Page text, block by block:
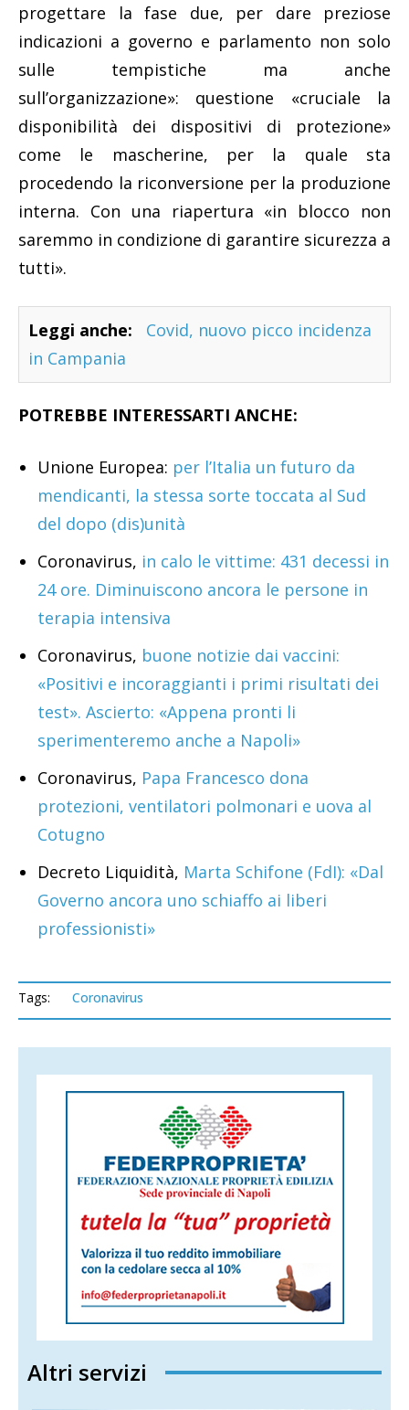
progettare la fase due, per dare preziose
indicazioni a governo e parlamento non solo
sulle tempistiche ma anche
sull’organizzazione»: questione «cruciale la
disponibilità dei dispositivi di protezione»
come le mascherine, per la quale sta
procedendo la riconversione per la produzione
interna. Con una riapertura «in blocco non
saremmo in condizione di garantire sicurezza a
tutti».
Leggi anche:
Covid, nuovo picco incidenza
in Campania
POTREBBE INTERESSARTI ANCHE:
Unione Europea: per l’Italia un futuro da
mendicanti, la stessa sorte toccata al Sud
del dopo (dis)unità
Coronavirus, in calo le vittime: 431 decessi in
24 ore. Diminuiscono ancora le persone in
terapia intensiva
Coronavirus, buone notizie dai vaccini:
«Positivi e incoraggianti i primi risultati dei
test». Ascierto: «Appena pronti li
sperimenteremo anche a Napoli»
Coronavirus, Papa Francesco dona
protezioni, ventilatori polmonari e uova al
Cotugno
Decreto Liquidità, Marta Schifone (FdI): «Dal
Governo ancora uno schiaffo ai liberi
professionisti»
Tags: Coronavirus
Altri servizi